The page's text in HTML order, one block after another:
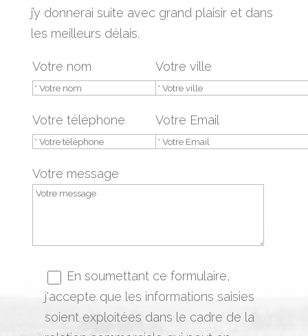
j’y donnerai suite avec grand plaisir et dans
les meilleurs délais.
Votre nom Votre ville
Votre téléphone Votre Email
Votre message
En soumettant ce formulaire,
j'accepte que les informations saisies
soient exploitées dans le cadre de la